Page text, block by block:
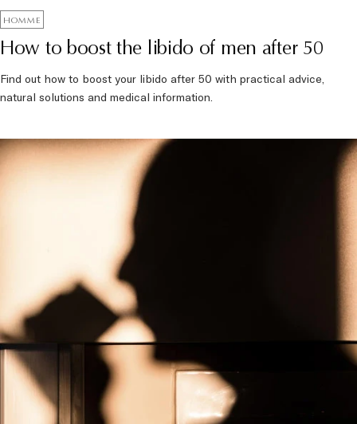
HOMME
How to boost the libido of men after 50
Find out how to boost your libido after 50 with practical advice,
natural solutions and medical information.